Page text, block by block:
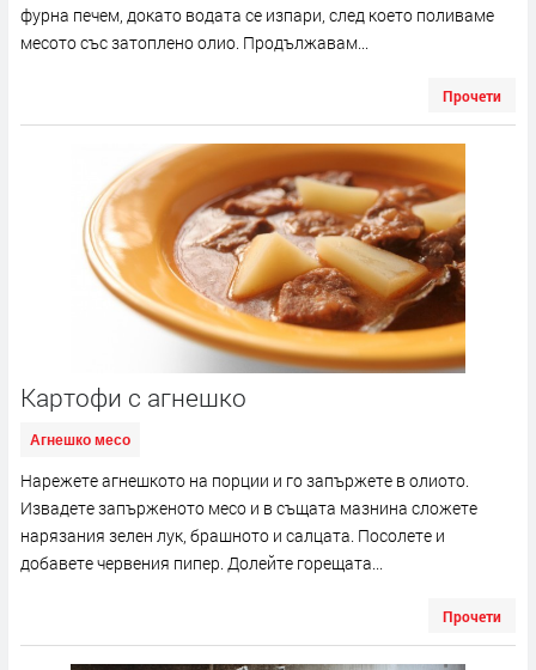
фурна печем, докато водата се изпари, след което поливаме
месото със затоплено олио. Продължавам...
Прочети
Картофи с агнешко
Агнешко месо
Нарежете агнешкото на порции и го запържете в олиото.
Извадете запърженото месо и в същата мазнина сложете
нарязания зелен лук, брашното и салцата. Посолете и
добавете червения пипер. Долейте горещата...
Прочети